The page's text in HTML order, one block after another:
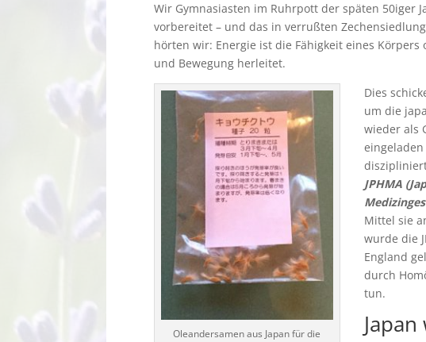
Wir Gymnasiasten im Ruhrpott der späten 50iger
vorbereitet – und das in verrußten
hörten wir: Energie ist die Fähigkeit eines
und Bewegung herleitet.
Oleandersamen aus Japan für die
Dies
um die
wieder als
JPHMA
Mittel sie
wurde die
England
durch
tun.